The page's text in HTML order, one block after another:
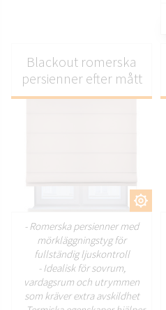
Blackout romerska
persienner efter mått
- Romerska persienner med
mörkläggningstyg för
fullständig ljuskontroll
- Idealisk för sovrum,
vardagsrum och utrymmen
som kräver extra avskildhet